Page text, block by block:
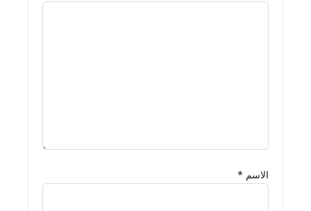
الاسم *